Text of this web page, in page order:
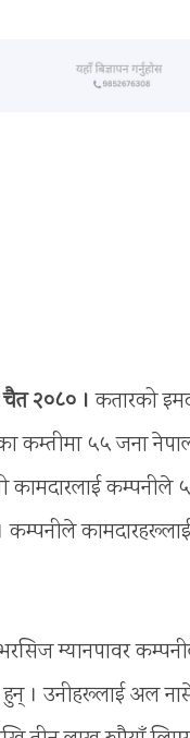
२०८० । कतारको
कम्तीमा ५५ जना
कामदारलाई कम्पनीले
कम्पनीले
म्यानपावर
। उनीहरूलाई अल